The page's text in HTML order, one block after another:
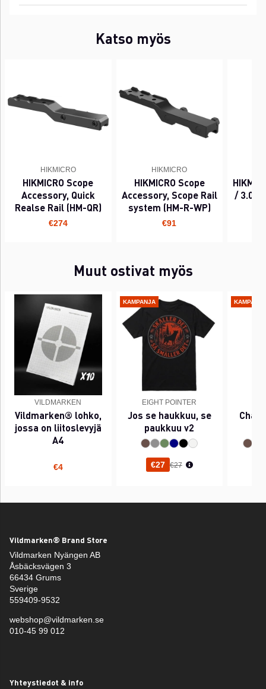
Katso myös
HIKMICRO
HIKMICRO Scope
Accessory, Quick
Realse Rail (HM-QR)
€274
HIKMICRO
HIKMICRO Scope
Accessory, Scope Rail
system (HM-R-WP)
€91
/ 3.0
Muut ostivat myös
VILDMARKEN
Vildmarken® lohko,
jossa on liitoslevyjä
A4
€4
KAMPANJA
EIGHT POINTER
Jos se haukkuu, se
paukkuu v2
€27 Normaali hinta
€27
Vildmarken® Brand Store
Vildmarken Nyängen AB
Åsbäcksvägen 3
66434 Grums
Sverige
559409-9532
webshop@vildmarken.se
010-45 99 012
Yhteystiedot & info